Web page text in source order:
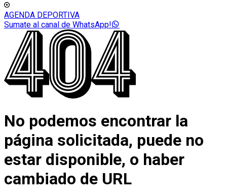
AGENDA DEPORTIVA
Sumate al canal de WhatsApp!
No podemos encontrar la
página solicitada, puede no
estar disponible, o haber
cambiado de URL